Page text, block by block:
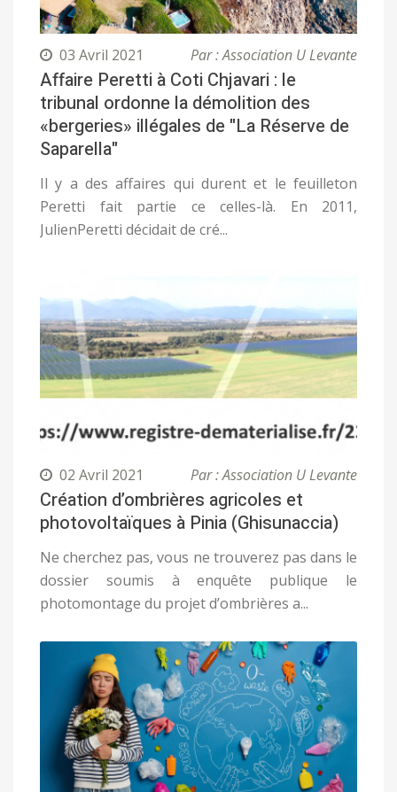
03 Avril 2021 Par : Association U Levante
Affaire Peretti à Coti Chjavari : le
tribunal ordonne la démolition des
«bergeries» illégales de "La Réserve de
Saparella"
Il y a des affaires qui durent et le feuilleton
Peretti fait partie ce celles-là. En 2011,
JulienPeretti décidait de cré...
02 Avril 2021 Par : Association U Levante
Création d’ombrières agricoles et
photovoltaïques à Pinia (Ghisunaccia)
Ne cherchez pas, vous ne trouverez pas dans le
dossier soumis à enquête publique le
photomontage du projet d’ombrières a...